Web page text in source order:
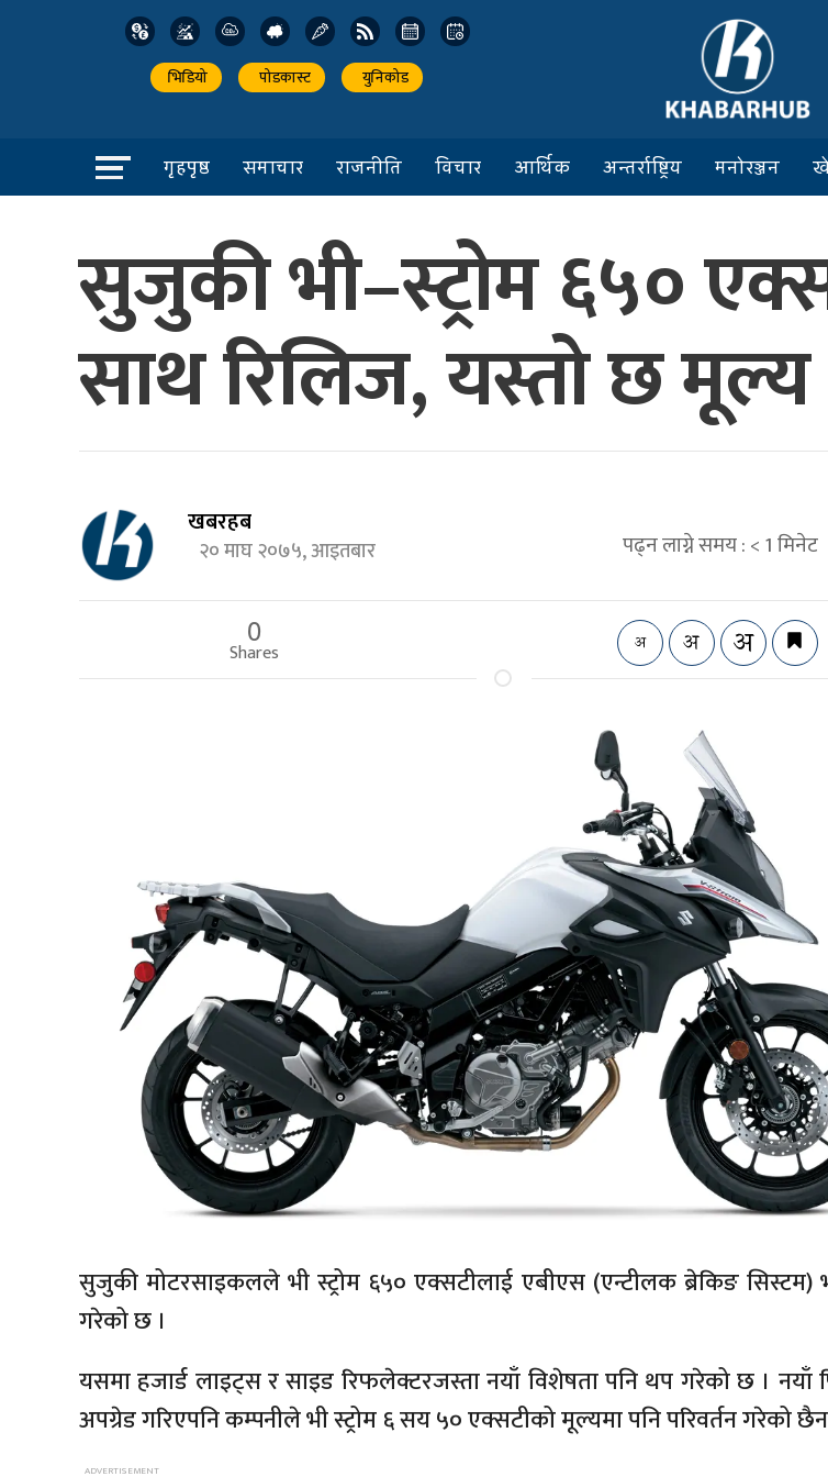
भिडियो पोडकास्ट युनिकोड
गृहपृष्ठ समाचार राजनीति विचार आर्थिक अन्तर्राष्ट्रिय मनोरञ्जन
सुजुकी भी–स्ट्रोम ६५०
साथ रिलिज, यस्तो छ मूल्य
खबरहब
२० माघ २०७५, आइतबार पढ्न लाग्ने समय :< 1मिनेट
0
Shares
सुजुकी मोटरसाइकलले भी स्ट्रोम ६५० एक्सटीलाई एबीएस (एन्टीलक ब्रेकिङ सिस्टम)
गरेको छ ।
यसमा हजार्ड लाइट्स र साइड रिफलेक्टरजस्ता नयाँ विशेषता पनि थप गरेको छ । नयाँ
अपग्रेड गरिएपनि कम्पनीले भी स्ट्रोम ६ सय ५० एक्सटीको मूल्यमा पनि परिवर्तन गरेको